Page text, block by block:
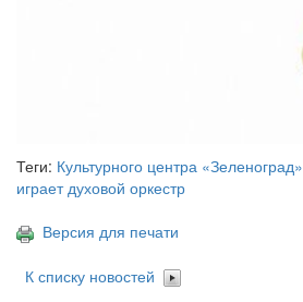
Теги: Культурного центра «Зеленоград»
играет духовой оркестр
Версия для печати
К списку новостей